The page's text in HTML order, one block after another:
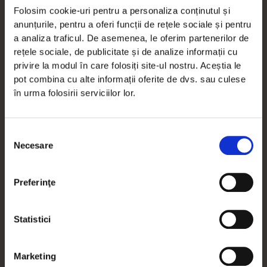
Folosim cookie-uri pentru a personaliza conținutul și
anunțurile, pentru a oferi funcții de rețele sociale și pentru
a analiza traficul. De asemenea, le oferim partenerilor de
rețele sociale, de publicitate și de analize informații cu
privire la modul în care folosiți site-ul nostru. Aceștia le
pot combina cu alte informații oferite de dvs. sau culese
în urma folosirii serviciilor lor.
consimțământului
Necesare
Preferinţe
Statistici
Marketing
asemenea, datele tale cu caracter personal
pentru a analiza și evalua interesele și
preferințele personale, pentru a personaliza
experiențele tale de pe site și pentru a ne
îmbunătăți serviciile și a-ți oferi servicii
potrivite intereselor și preferințelor dvs.
bazează pe unul sau mai multe dintre următoarele
temeiuri juridice, conform art. 6 alin. (1) din GDPR:
lit. a) consimțământul tău expres (de exemplu,
pentru abonarea la newsletter);
premergătoare acestuia (de exemplu, achiziția
exemplu, transmiterea informațiilor către